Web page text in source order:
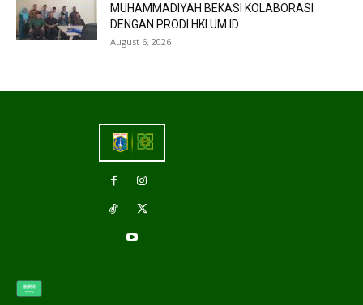
MUHAMMADIYAH BEKASI KOLABORASI
DENGAN PRODI HKI UM.ID
August 6, 2026